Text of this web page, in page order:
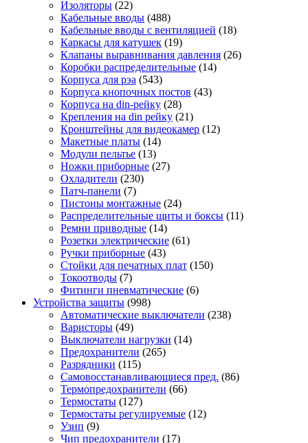
Изоляторы (22)
Кабельные вводы (488)
Кабельные вводы с вентиляцией (18)
Каркасы для катушек (19)
Клапаны выравнивания давления (26)
Коробки распределительные (14)
Корпуса для рэа (543)
Корпуса кнопочных постов (43)
Корпуса на din-рейку (28)
Крепления на din рейку (21)
Кронштейны для видеокамер (12)
Макетные платы (14)
Модули пельтье (13)
Ножки приборные (27)
Охладители (230)
Патч-панели (7)
Пистоны монтажные (24)
Распределительные щиты и боксы (11)
Ремни приводные (14)
Розетки электрические (61)
Ручки приборные (43)
Стойки для печатных плат (150)
Токоотводы (7)
Фитинги пневматические (6)
Устройства защиты (998)
Автоматические выключатели (238)
Варисторы (49)
Выключатели нагрузки (14)
Предохранители (265)
Разрядники (115)
Самовосстанавливающиеся пред. (86)
Термопредохранители (66)
Термостаты (127)
Термостаты регулируемые (12)
Узип (9)
Чип предохранители (17)